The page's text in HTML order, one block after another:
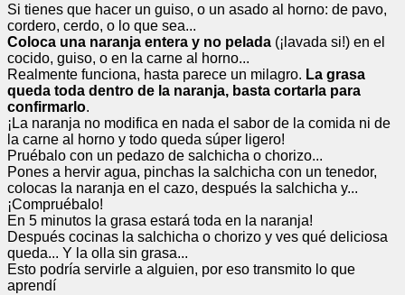
Si tienes que hacer un guiso, o un asado al horno: de pavo,
cordero, cerdo, o lo que sea...
Coloca una naranja entera y no pelada (¡lavada si!) en el
cocido, guiso, o en la carne al horno...
Realmente funciona, hasta parece un milagro. La grasa
queda toda dentro de la naranja, basta cortarla para
confirmarlo.
¡La naranja no modifica en nada el sabor de la comida ni de
la carne al horno y todo queda súper ligero!
Pruébalo con un pedazo de salchicha o chorizo...
Pones a hervir agua, pinchas la salchicha con un tenedor,
colocas la naranja en el cazo, después la salchicha y...
¡Compruébalo!
En 5 minutos la grasa estará toda en la naranja!
Después cocinas la salchicha o chorizo y ves qué deliciosa
queda... Y la olla sin grasa...
Esto podría servirle a alguien, por eso transmito lo que
aprendí